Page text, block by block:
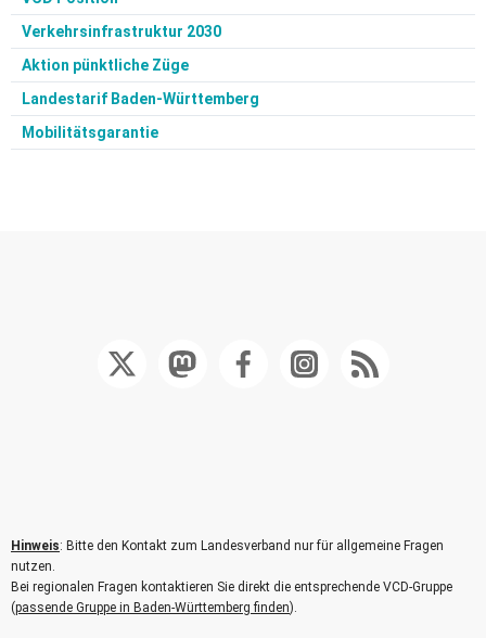
Verkehrsinfrastruktur 2030
Aktion pünktliche Züge
Landestarif Baden-Württemberg
Mobilitätsgarantie
Hinweis: Bitte den Kontakt zum Landesverband nur für allgemeine Fragen
nutzen.
Bei regionalen Fragen kontaktieren Sie direkt die entsprechende VCD-Gruppe
(passende Gruppe in Baden-Württemberg finden).